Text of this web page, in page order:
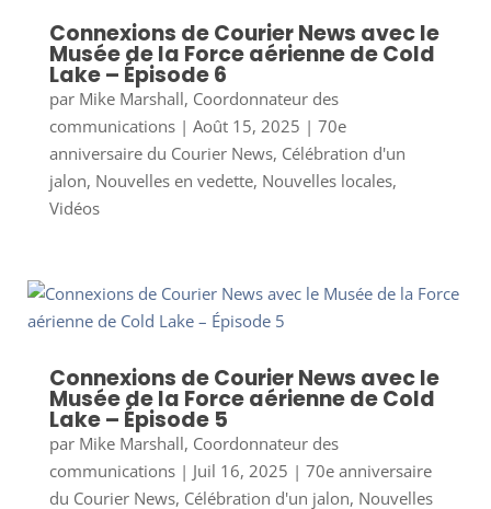
Connexions de Courier News avec le
Musée de la Force aérienne de Cold
Lake – Épisode 6
par Mike Marshall, Coordonnateur des
communications| Août 15, 2025 | 70e
anniversaire du Courier News, Célébration d'un
jalon, Nouvelles en vedette, Nouvelles locales,
Vidéos
Connexions de Courier News avec le
Musée de la Force aérienne de Cold
Lake – Épisode 5
par Mike Marshall, Coordonnateur des
communications| Juil 16, 2025 | 70e anniversaire
du Courier News, Célébration d'un jalon, Nouvelles